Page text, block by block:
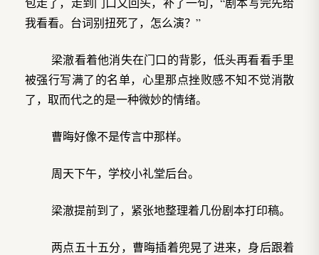
我看看。台词别扭死了，怎么演？”
梁澈看着他消失在门口的背影，低头再看看手里
被强行写满了的名单，心里那点挫败感不知不觉消散
了，取而代之的是一种微妙的情绪。
曹晦好像不是传言中那样。
周天下午，学校小礼堂后台。
梁澈提前到了，紧张地整理着几份剧本打印稿。
两点五十五分，曹晦插着兜晃了进来，身后跟着